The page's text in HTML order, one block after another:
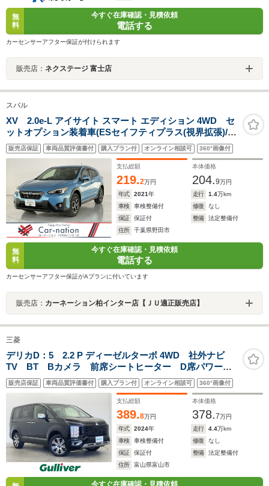
無
料
今すぐ在庫確認・見積依頼
電話する
カーセンサーアフター保証が付けられます
販売店： ネクステージ 富士店
スバル
XV 2.0e-L アイサイト スマート エディション 4WD セ
ットオプション装着車(ESセイフティプラス(視界拡張)/P
シート/シートポジションメモリー)/ESコアテクノロジー/
クリアビューパック/Panasonicビルトインナビ/フルセグ
TV/Blu-ray/Bluetooth/ETC/純正ドラレコ
販売店保証 車両品質評価書付 購入プラン付 オンライン相談可 360°画像付
支払総額
219.2万円
本体価格
204.9万円
年式
2021年 走行 1.4万km
車検
車検整備付 修復
なし
保証
保証付 整備
法定整備付
住所
千葉県野田市
無
料
今すぐ在庫確認・見積依頼
電話する
カーセンサーアフター保証がAプランに付いています
販売店： カーネーション柏インター店【ＪＵ適正販売店】
三菱
デリカD：5 2.2 P ディーゼルターボ 4WD 社外ナビ
TV BT Bカメラ 前席シートヒーター D席パワーシ
ート ETC 両側パワスラ レーダークルーズコントロ
ール レーンキープアシスト パドルシフト ステアリ
ングヒーター 衝突被害軽減システム
販売店保証 車両品質評価書付 購入プラン付 オンライン相談可 360°画像付
支払総額
389.8万円
本体価格
378.7万円
年式
2024年 走行 4.4万km
車検
車検整備付 修復
なし
保証
保証付 整備
法定整備付
住所
富山県富山市